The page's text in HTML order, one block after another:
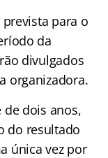
para o
da
divulgados
organizadora.
de dois anos,
do resultado
única vez por